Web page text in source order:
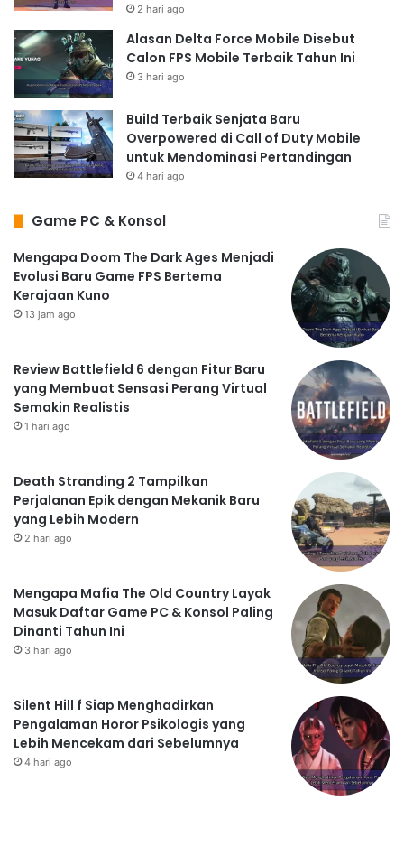
2 hari ago
Alasan Delta Force Mobile Disebut
Calon FPS Mobile Terbaik Tahun Ini
3 hari ago
Build Terbaik Senjata Baru
Overpowered di Call of Duty Mobile
untuk Mendominasi Pertandingan
4 hari ago
Game PC & Konsol
Mengapa Doom The Dark Ages Menjadi
Evolusi Baru Game FPS Bertema
Kerajaan Kuno
13 jam ago
Review Battlefield 6 dengan Fitur Baru
yang Membuat Sensasi Perang Virtual
Semakin Realistis
1 hari ago
Death Stranding 2 Tampilkan
Perjalanan Epik dengan Mekanik Baru
yang Lebih Modern
2 hari ago
Mengapa Mafia The Old Country Layak
Masuk Daftar Game PC & Konsol Paling
Dinanti Tahun Ini
3 hari ago
Silent Hill f Siap Menghadirkan
Pengalaman Horor Psikologis yang
Lebih Mencekam dari Sebelumnya
4 hari ago